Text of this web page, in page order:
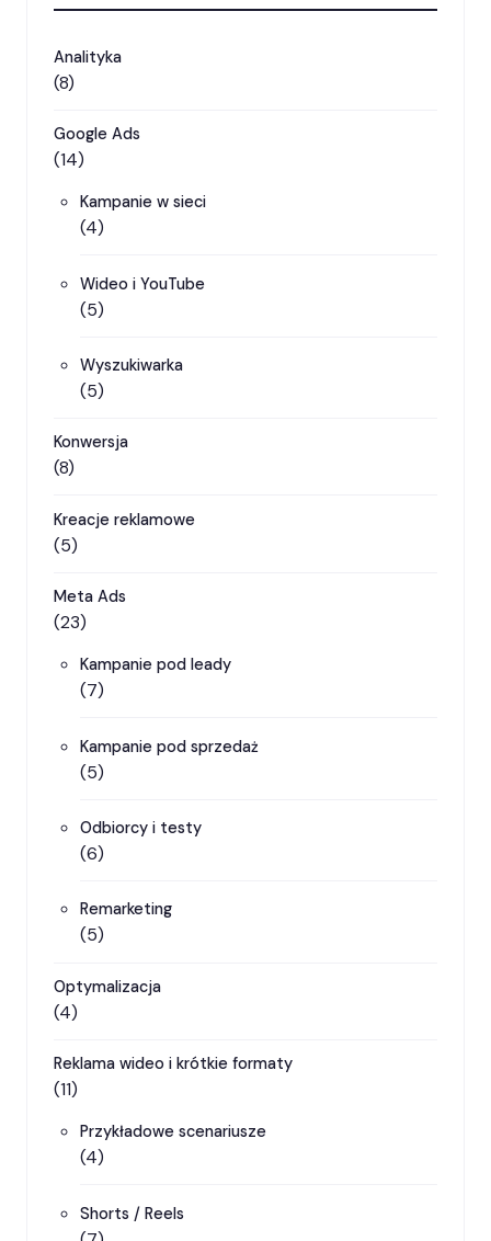
Analityka
(8)
Google Ads
(14)
Kampanie w sieci
(4)
Wideo i YouTube
(5)
Wyszukiwarka
(5)
Konwersja
(8)
Kreacje reklamowe
(5)
Meta Ads
(23)
Kampanie pod leady
(7)
Kampanie pod sprzedaż
(5)
Odbiorcy i testy
(6)
Remarketing
(5)
Optymalizacja
(4)
Reklama wideo i krótkie formaty
(11)
Przykładowe scenariusze
(4)
Shorts / Reels